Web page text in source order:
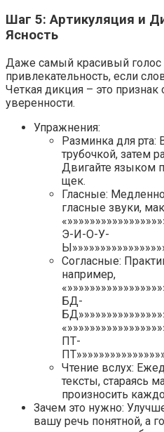
Шаг 5: Артикуляция и
Ясность
Даже самый красивый голос
привлекательность, если
Четкая дикция – это признак
уверенности.
Упражнения:
Разминка для рта:
трубочкой, затем
Двигайте языком
щек.
Гласные:
гласные звуки,
Э-И-О-У-
Согласные:
например,
БД-
ПТ-
Чтение вслух:
тексты, стараясь
произносить
Зачем это нужно:
вашу речь понятной, а